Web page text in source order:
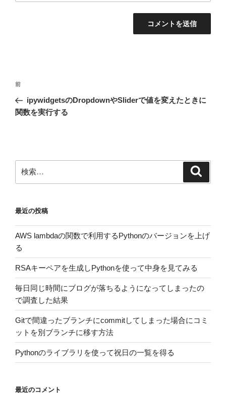
投
ナ
シ
ョ
前
の
投
前
ipywidgetsのDropdownやSliderで値を変えたときに
関数を実行する
索:
最近の投稿
AWS lambdaの関数で利用するPythonのバージョンを上げ
る
RSAキーペアを生成しPythonを使って中身を見てみる
毎日同じ時間にブログが落ちるようになってしまったの
で調査した結果
Gitで間違ったブランチにcommitしてしまった場合にコミ
ットを別ブランチに移す方法
Pythonのライブラリを使って祝日の一覧を得る
最近のコメント